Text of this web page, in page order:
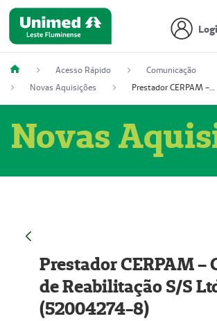
Acesso Rápido
Comunicação
Novas Aquisições
Prestador CERPAM – Centro de Reabilitação S/S Ltda-ME (52004274-8)
Novas
Prestador CERPAM –
de Reabilitação S/S
(52004274-8)